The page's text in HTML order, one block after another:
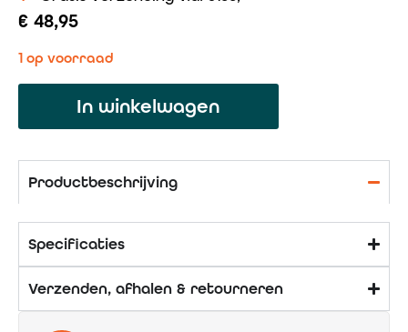
€ 48,95
1 op voorraad
In winkelwagen
Productbeschrijving
Specificaties
Verzenden, afhalen & retourneren